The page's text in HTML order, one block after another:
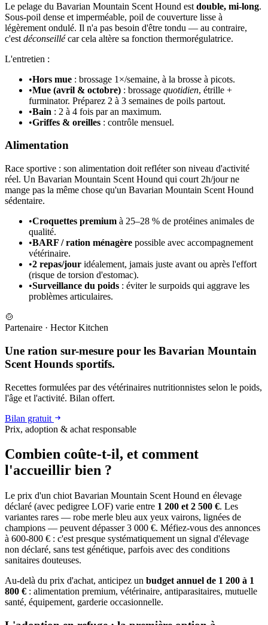
Le pelage du Bavarian Mountain Scent Hound est double, mi-long.
Sous-poil dense et imperméable, poil de couverture lisse à
légèrement ondulé. Il n'a pas besoin d'être tondu — au contraire,
c'est déconseillécar cela altère sa fonction thermorégulatrice.
L'entretien :
•Hors mue : brossage 1×/semaine, à la brosse à picots.
•Mue (avril & octobre) : brossage quotidien, étrille +
furminator. Préparez 2 à 3 semaines de poils partout.
•Bain : 2 à 4 fois par an maximum.
•Griffes & oreilles : contrôle mensuel.
Alimentation
Race sportive : son alimentation doit refléter son niveau d'activité
réel. Un Bavarian Mountain Scent Hound qui court 2h/jour ne
mange pas la même chose qu'un Bavarian Mountain Scent Hound
sédentaire.
•Croquettes premium à 25–28 % de protéines animales de
qualité.
•BARF / ration ménagère possible avec accompagnement
vétérinaire.
•2 repas/jour idéalement, jamais juste avant ou après l'effort
(risque de torsion d'estomac).
•Surveillance du poids : éviter le surpoids qui aggrave les
problèmes articulaires.
🍲
Partenaire · Hector Kitchen
Une ration sur-mesure pour les Bavarian Mountain
Scent Hounds sportifs.
Recettes formulées par des vétérinaires nutritionnistes selon le poids,
l'âge et l'activité. Bilan offert.
Bilan gratuit
Prix, adoption & achat responsable
Combien coûte-t-il, et comment
l'accueillir bien ?
Le prix d'un chiot Bavarian Mountain Scent Hound en élevage
déclaré (avec pedigree LOF) varie entre 1 200 et 2 500 €. Les
variantes rares — robe merle bleu aux yeux vairons, lignées de
champions — peuvent dépasser 3 000 €. Méfiez-vous des annonces
à 600-800 € : c'est presque systématiquement un signal d'élevage
non déclaré, sans test génétique, parfois avec des conditions
sanitaires douteuses.
Au-delà du prix d'achat, anticipez un budget annuel de 1 200 à 1
800 € : alimentation premium, vétérinaire, antiparasitaires, mutuelle
santé, équipement, garderie occasionnelle.